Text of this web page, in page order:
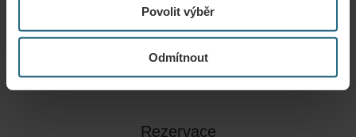
Povolit výběr
Odmítnout
Obraťte se na nás s jakýmikoli dotazy ohledně našich hotelů Ensana nebo
služeb. Otázky a odpovědi týkající se našeho věrnostního programu
ZEPTAT SE
Rezervace